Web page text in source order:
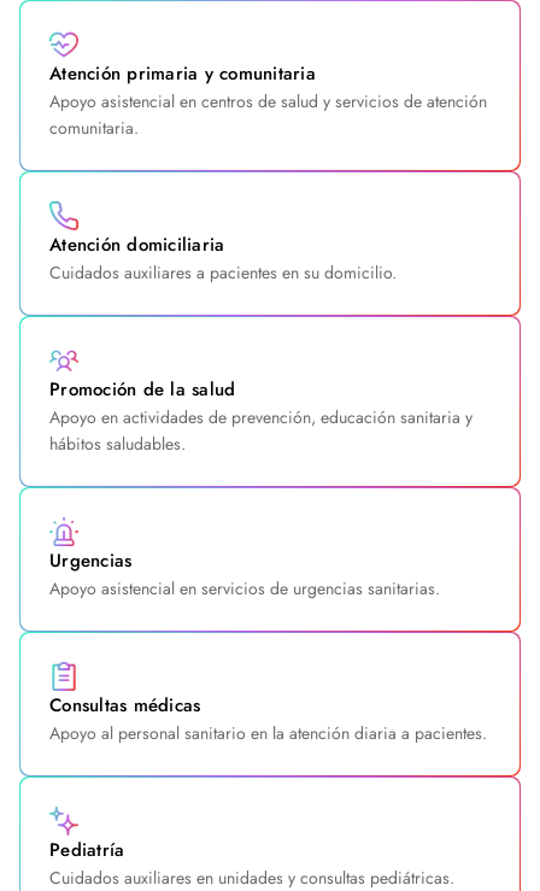
Atención primaria y comunitaria
Apoyo asistencial en centros de salud y servicios de atención
comunitaria.
Atención domiciliaria
Cuidados auxiliares a pacientes en su domicilio.
Promoción de la salud
Apoyo en actividades de prevención, educación sanitaria y
hábitos saludables.
Urgencias
Apoyo asistencial en servicios de urgencias sanitarias.
Consultas médicas
Apoyo al personal sanitario en la atención diaria a pacientes.
Pediatría
Cuidados auxiliares en unidades y consultas pediátricas.